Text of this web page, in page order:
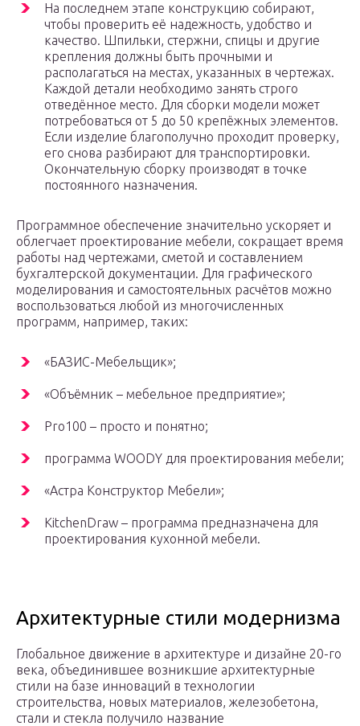
На последнем этапе конструкцию собирают,
чтобы проверить её надежность, удобство и
качество. Шпильки, стержни, спицы и другие
крепления должны быть прочными и
располагаться на местах, указанных в чертежах.
Каждой детали необходимо занять строго
отведённое место. Для сборки модели может
потребоваться от 5 до 50 крепёжных элементов.
Если изделие благополучно проходит проверку,
его снова разбирают для транспортировки.
Окончательную сборку производят в точке
постоянного назначения.
Программное обеспечение значительно ускоряет и
облегчает проектирование мебели, сокращает время
работы над чертежами, сметой и составлением
бухгалтерской документации. Для графического
моделирования и самостоятельных расчётов можно
воспользоваться любой из многочисленных
программ, например, таких:
«БАЗИС-Мебельщик»;
«Объёмник – мебельное предприятие»;
Pro100 – просто и понятно;
программа WOODY для проектирования мебели;
«Астра Конструктор Мебели»;
KitchenDraw – программа предназначена для
проектирования кухонной мебели.
Архитектурные стили модернизма
Глобальное движение в архитектуре и дизайне 20-го
века, объединившее возникшие архитектурные
стили на базе инноваций в технологии
строительства, новых материалов, железобетона,
стали и стекла получило название